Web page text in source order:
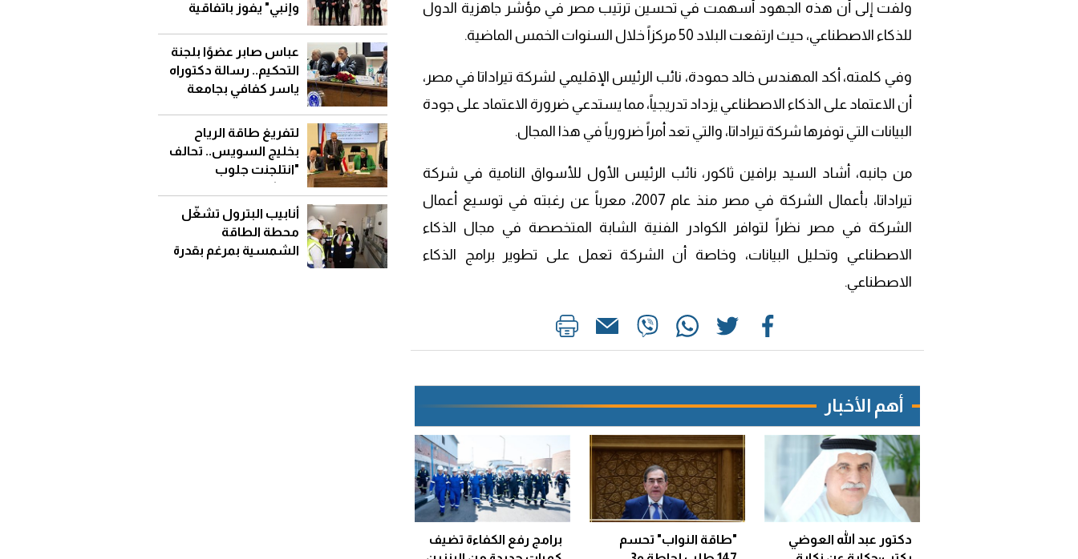
ولفت إلى أن هذه الجهود أسهمت في تحسين ترتيب مصر في مؤشر جاهزية الدول
للذكاء الاصطناعي، حيث ارتفعت البلاد 50 مركزاً خلال السنوات الخمس الماضية.
وفي كلمته، أكد المهندس خالد حمودة، نائب الرئيس الإقليمي لشركة تيراداتا في مصر،
أن الاعتماد على الذكاء الاصطناعي يزداد تدريجياً، مما يستدعي ضرورة الاعتماد على جودة
البيانات التي توفرها شركة تيراداتا، والتي تعد أمراً ضرورياً في هذا المجال.
من جانبه، أشاد السيد برافين ثاكور، نائب الرئيس الأول للأسواق النامية في شركة
تيراداتا، بأعمال الشركة في مصر منذ عام 2007، معرباً عن رغبته في توسيع أعمال
الشركة في مصر نظراً لتوافر الكوادر الفنية الشابة المتخصصة في مجال الذكاء
الاصطناعي وتحليل البيانات، وخاصة أن الشركة تعمل على تطوير برامج الذكاء
الاصطناعي.
أهم الأخبار
دكتور عبد الله العوضي
"طاقة النواب" تحسم
برامج رفع الكفاءة تضيف
وإنبي" يفوز باتفاقية
عُمان
عباس صابر عضوًا بلجنة
التحكيم.. رسالة دكتوراه
ياسر كفافي بجامعة
لتفريغ طاقة الرياح
بخليج السويس.. تحالف
"انتلجنت جلوب
خط نقل كهربائي
أنابيب البترول تشغّل
محطة الطاقة
الشمسية بمرغم بقدرة